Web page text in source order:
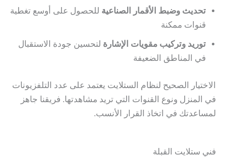
تحديث وضبط الأقمار الصناعية للحصول على أوسع تغطية
قنوات ممكنة
توريد وتركيب مقويات الإشارة لتحسين جودة الاستقبال
في المناطق الضعيفة
الاختيار الصحيح لنظام الستلايت يعتمد على عدد التلفزيونات
في المنزل ونوع القنوات التي تريد مشاهدتها. فريقنا جاهز
لمساعدتك في اتخاذ القرار الأنسب.
فني ستلايت القبلة